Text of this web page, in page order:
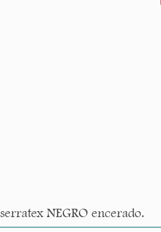
NEGRO encerado.